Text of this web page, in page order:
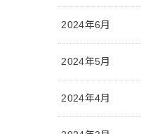
2024年6月
2024年5月
2024年4月